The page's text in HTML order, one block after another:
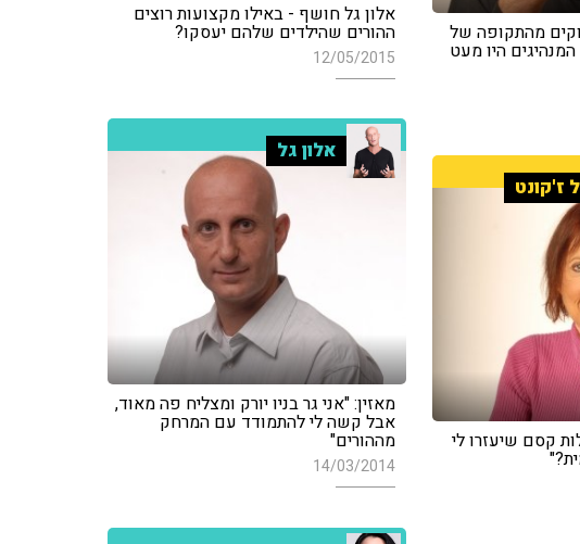
אלון גל חושף - באילו מקצועות רוצים
ההורים שהילדים שלהם יעסקו?
12/05/2015
מהתקופה של
"אז המנהיגים היו מעט
אלון גל
מאזין: "אני גר בניו יורק ומצליח פה מאוד,
אבל קשה לי להתמודד עם המרחק
מההורים"
14/03/2014
ז'קונט
קסם שיעזרו לי